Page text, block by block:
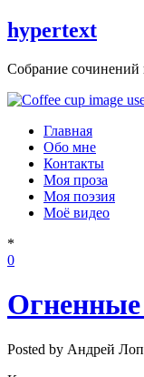
hypertext
Собрание
Главная
Обо мне
Контакты
Моя проза
Моя поэзия
Моё видео
*
0
Огненные
Posted by Андрей